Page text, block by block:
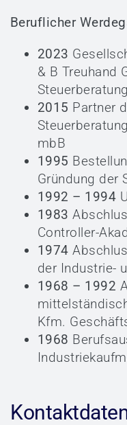
Beruflicher
2023
& B Treuhand
2015 Partner
mbB
1995
Gründung der
1992 – 1994
1983
Controller-
1974
der Industrie-
1968 – 1992
Kfm.
1968